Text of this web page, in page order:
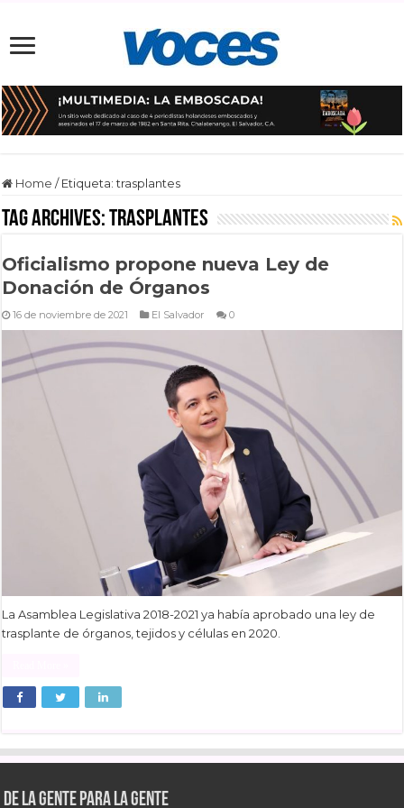
Home / Etiqueta:trasplantes
Tag Archives:trasplantes
Oficialismo propone nueva Ley de
Donación de Órganos
16 de noviembre de 2021 El Salvador 0
La Asamblea Legislativa 2018-2021 ya había aprobado una ley de
trasplante de órganos, tejidos y células en 2020.
De la gente para la gente